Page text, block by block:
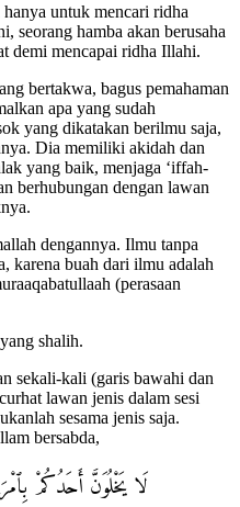
untuk mencari ridha
seorang hamba akan berusaha
demi mencapai ridha Illahi.
bertakwa, bagus pemahaman
apa yang sudah
yang dikatakan berilmu saja,
Dia memiliki akidah dan
yang baik, menjaga ‘iffah-
berhubungan dengan lawan
dengannya. Ilmu tanpa
karena buah dari ilmu adalah
(perasaan
shalih.
sekali-kali (garis bawahi dan
lawan jenis dalam sesi
sesama jenis saja.
bersabda,
لَا يَخْلُوَنَّ أَحَدُكُمْ